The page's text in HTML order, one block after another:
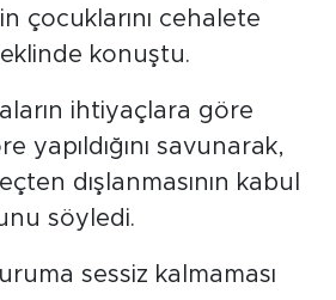
çocuklarını cehalete
konuştu.
ihtiyaçlara göre
yapıldığını savunarak,
dışlanmasının kabul
söyledi.
sessiz kalmaması